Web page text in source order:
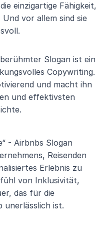
einzigartige Fähigkeit,
vor allem sind sie
Slogan ist ein
Copywriting.
und macht ihn
und effektivsten
- Airbnbs Slogan
Reisenden
Erlebnis zu
von Inklusivität,
das für die
unerlässlich ist.